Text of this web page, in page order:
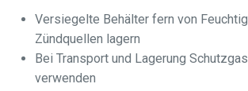
Versiegelte Behälter fern von
Zündquellen lagern
Bei Transport und Lagerung
verwenden